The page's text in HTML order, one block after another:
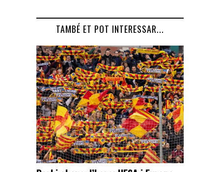
TAMBÉ ET POT INTERESSAR...